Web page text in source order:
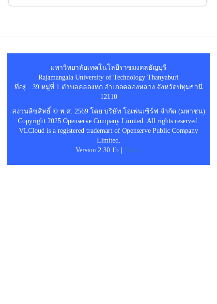
มหาวิทยาลัยเทคโนโลยีราชมงคลธัญบุรี
Rajamangala University of Technology Thanyaburi
ที่อยู่ : 39 หมู่ที่ 1 ตำบลคลองหก อำเภอคลองหลวง จังหวัดปทุมธานี
12110
สงวนลิขสิทธิ์ © พ.ศ. 2569 โดย บริษัท โอเพ่นเซิร์ฟ จำกัด (มหาชน)
Copyright 2025 Openserve Company Limited. All rights reserved.
VLCloud is a registered trademart of Openserve Public Company
Limited.
Version 2.30.1b |
Policy